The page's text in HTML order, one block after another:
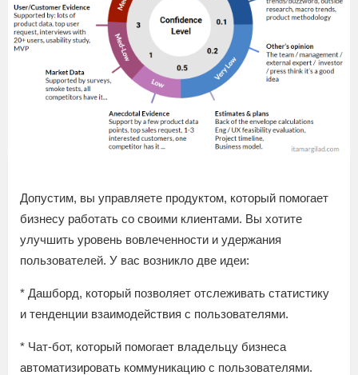
Допустим, вы управляете продуктом, который помогает
бизнесу работать со своими клиентами. Вы хотите
улучшить уровень вовлеченности и удержания
пользователей. У вас возникло две идеи:
* Дашборд, который позволяет отслеживать статистику
и тенденции взаимодействия с пользователями.
* Чат-бот, который помогает владельцу бизнеса
автоматизировать коммуникацию с пользователями.